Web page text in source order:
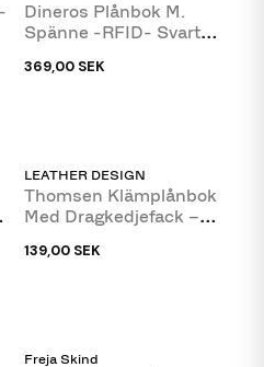
Dineros Plånbok M.
Spänne -RFID- Svart
369,00 SEK
LEATHER DESIGN
Thomsen Klämplånbok
Med Dragkedjefack –
139,00 SEK
Freja Skind